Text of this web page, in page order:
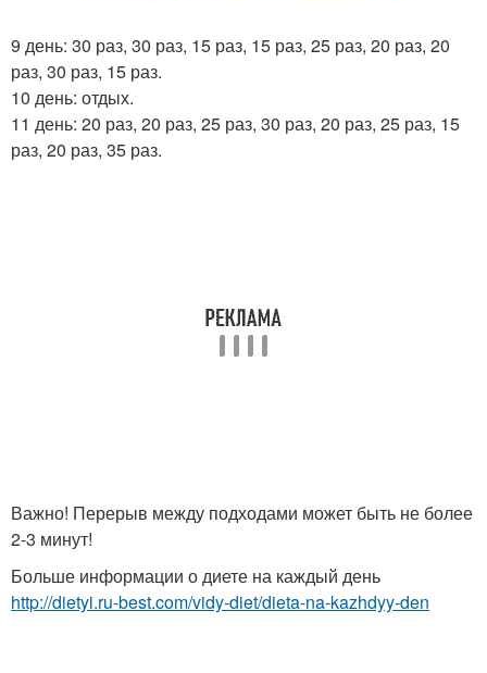
9 день: 30 раз, 30 раз, 15 раз, 15 раз, 25 раз, 20 раз, 20
раз, 30 раз, 15 раз.
10 день: отдых.
11 день: 20 раз, 20 раз, 25 раз, 30 раз, 20 раз, 25 раз, 15
раз, 20 раз, 35 раз.
Важно! Перерыв между подходами может быть не более
2-3 минут!
Больше информации о диете на каждый день
http://dietyi.ru-best.com/vidy-diet/dieta-na-kazhdyy-den